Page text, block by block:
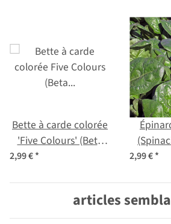
Bette à carde colorée
'Five Colours' (Beta
vulgaris ssp. vulgaris)
2,99 €*
Bio
2,99 €*
articles